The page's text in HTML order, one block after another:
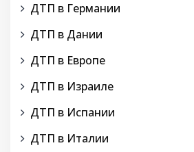
ДТП в Германии
ДТП в Дании
ДТП в Европе
ДТП в Израиле
ДТП в Испании
ДТП в Италии